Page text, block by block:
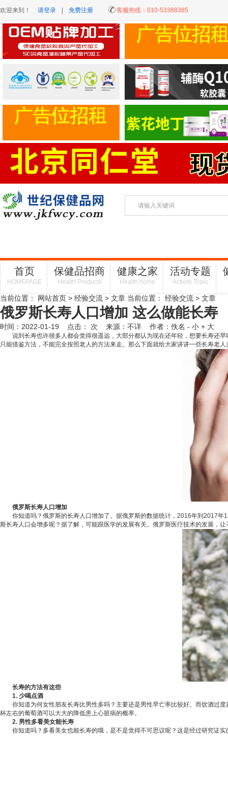
欢迎来到！ 请登录 免费注册 客服热线： 010-53388385
首页
HOMEPAGE
保健品招商
Health Products
健康之家
Health home
活动专题
Activity Topic
当前位置： 网站首页 > 经验交流 > 文章 当前位置： 经验交流 > 文章
俄罗斯长寿人口增加 这么做能长寿
时间：2022-01-19 点击： 次 来源：不详 作者：佚名 - 小 + 大
说到长寿也许很多人都会觉得很遥远，大部分都认为现在还年轻，想要长寿还早
只能借鉴方法，不能完全按照老人的方法来走。那么下面就给大家讲讲一些长寿老
俄罗斯长寿人口增加
你知道吗？俄罗斯的长寿人口增加了。据俄罗斯的数据统计，2016年到2017年
斯长寿人口会增多呢？据了解，可能跟医学的发展有关。俄罗斯医疗技术的发展，让
长寿的方法有这些
1. 少喝点酒
你知道为何女性朋友长寿比男性多吗？主要还是男性早亡率比较好。而饮酒过
杯左右的葡萄酒可以大大的降低患上心脏病的概率。
2. 男性多看美女能长寿
你知道吗？多看美女也能长寿的哦，是不是觉得不可思议呢？这是经过研究证实